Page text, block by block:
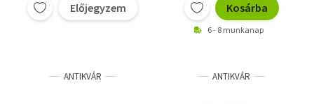
Előjegyzem Kosárba
6 - 8 munkanap
ANTIKVÁR ANTIKVÁR